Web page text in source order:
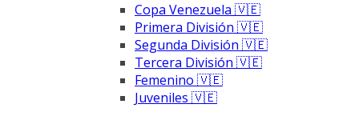
Copa Venezuela 🇻🇪
Primera División 🇻🇪
Segunda División 🇻🇪
Tercera División 🇻🇪
Femenino 🇻🇪
Juveniles 🇻🇪